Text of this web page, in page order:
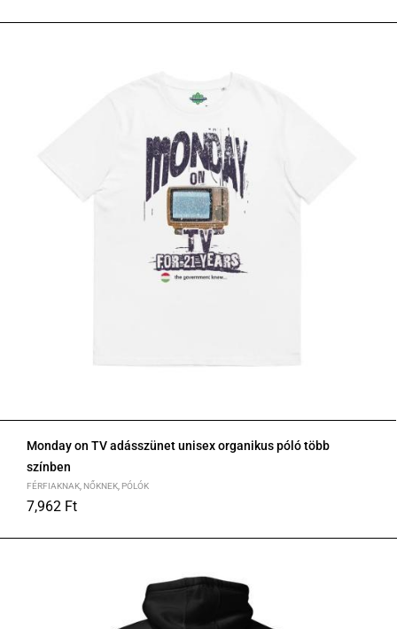
Monday on TV adásszünet unisex organikus póló több
színben
FÉRFIAKNAK NŐKNEK PÓLÓK
7,962 Ft